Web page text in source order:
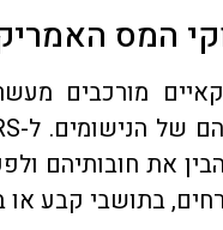
המס
מורכבים
את חובותיהם
בתושבי קבע או